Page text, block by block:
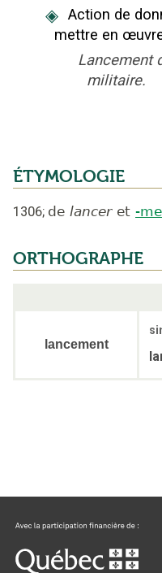
◈ Action de
mettre en
Lancement
militaire.
ÉTYMOLOGIE
1306; de lancer et -
ORTHOGRAPHE
lancement